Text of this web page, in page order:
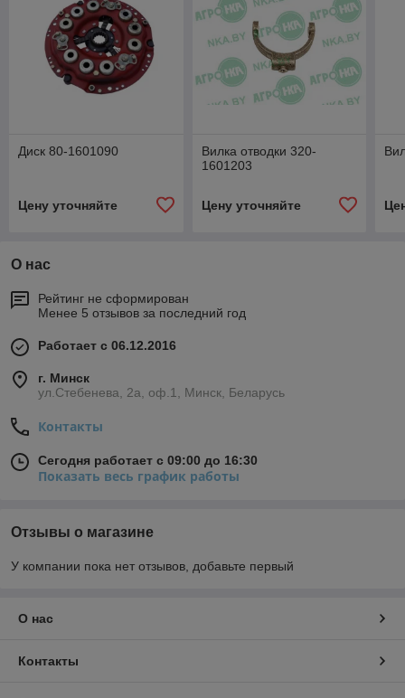
Диск 80-1601090
Цену уточняйте
Вилка отводки 320-
1601203
Цену уточняйте
О нас
Рейтинг не сформирован
Менее 5 отзывов за последний год
Работает с 06.12.2016
г. Минск
ул.Стебенева, 2а, оф.1, Минск, Беларусь
Контакты
Сегодня работает с 09:00 до 16:30
Показать весь график работы
Отзывы о магазине
У компании пока нет отзывов, добавьте первый
О нас
Контакты